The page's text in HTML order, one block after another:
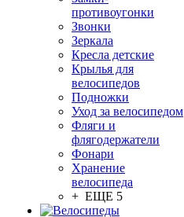
противоугонки
Звонки
Зеркала
Кресла детские
Крылья для
велосипедов
Подножки
Уход за велосипедом
Фляги и
флягодержатели
Фонари
Хранение
велосипеда
+ ЕЩЕ 5